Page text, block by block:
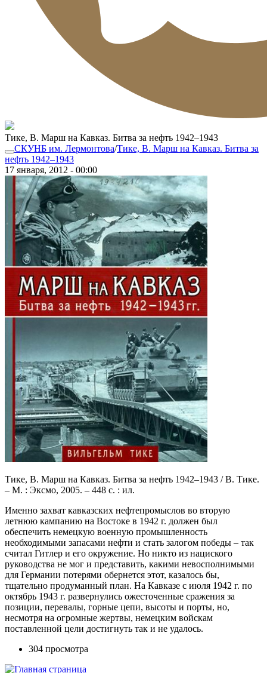
Тике, В. Марш на Кавказ. Битва за нефть 1942–1943
СКУНБ им. Лермонтова/Тике, В. Марш на Кавказ. Битва за
нефть 1942–1943
17 января, 2012 - 00:00
Тике, В. Марш на Кавказ. Битва за нефть 1942–1943 / В. Тике.
– М. : Эксмо, 2005. – 448 с. : ил.
Именно захват кавказских нефтепромыслов во вторую
летнюю кампанию на Востоке в 1942 г. должен был
обеспечить немецкую военную промышленность
необходимыми запасами нефти и стать залогом победы – так
считал Гитлер и его окружение. Но никто из нациского
руководства не мог и представить, какими невосполнимыми
для Германии потерями обернется этот, казалось бы,
тщательно продуманный план. На Кавказе с июля 1942 г. по
октябрь 1943 г. развернулись ожесточенные сражения за
позиции, перевалы, горные цепи, высоты и порты, но,
несмотря на огромные жертвы, немецким войскам
поставленной цели достигнуть так и не удалось.
304 просмотра